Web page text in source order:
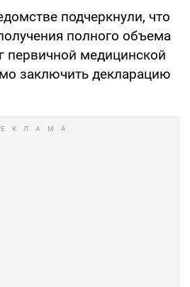
подчеркнули, что
полного объема
первичной медицинской
заключить декларацию